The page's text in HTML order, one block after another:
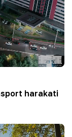
harakati